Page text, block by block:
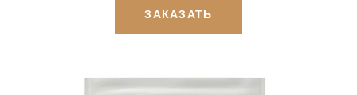
ЗАКАЗАТЬ